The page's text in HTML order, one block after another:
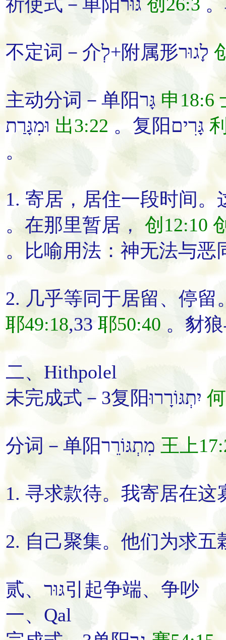
不定词－介לְ+附属形לָגוּר
申18:6
出3:22 。复阳גָּרִים
。
1. 寄居 ，居住一段时间。
。在那里暂居， 创12:10
。比喻用法：神无法与恶
2. 几乎等同于居留 、 停留
耶49:18,33耶50:40 。豺
二、Hithpolel
王上
1. 寻求款待。 我寄居在这
2. 自己聚集。 他们为求五
贰、גּוּר引起争端、 争吵
一、Qal